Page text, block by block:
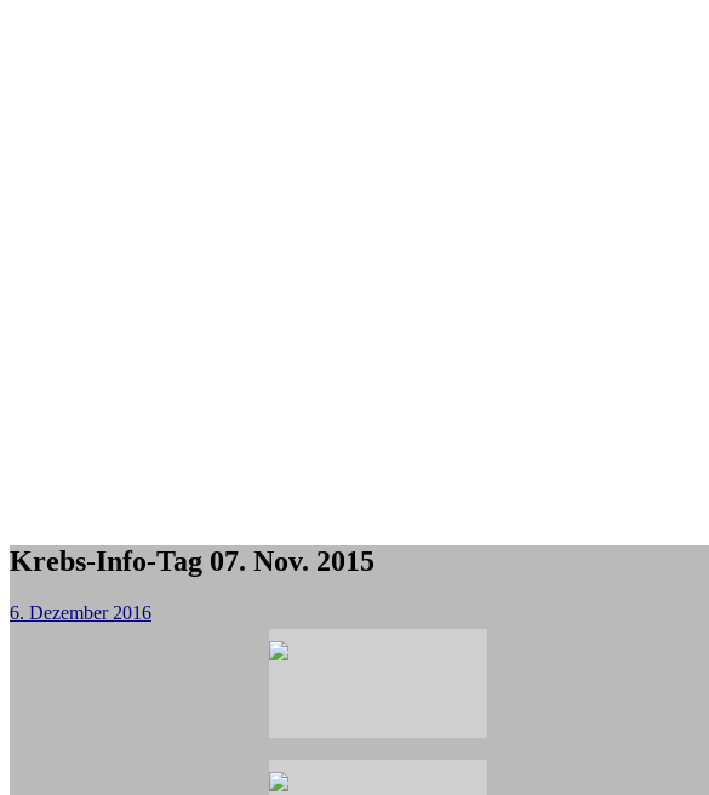
Krebs-Info-Tag 07. Nov. 2015
6. Dezember 2016